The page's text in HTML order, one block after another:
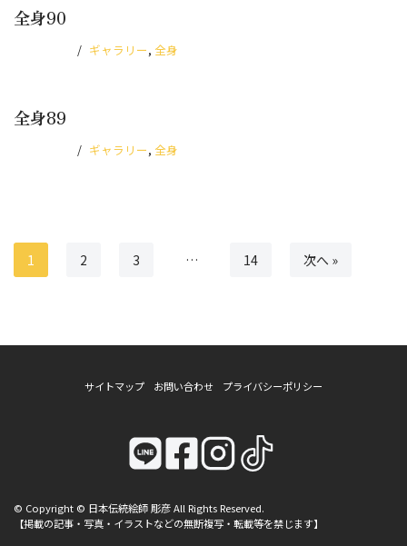
全身90
ギャラリー, 全身
全身89
ギャラリー, 全身
1 2 3 … 14 次へ »
サイトマップ お問い合わせ プライバシーポリシー
© Copyright © 日本伝統絵師 彫彦 All Rights Reserved.
【掲載の記事・写真・イラストなどの無断複写・転載等を禁じます】